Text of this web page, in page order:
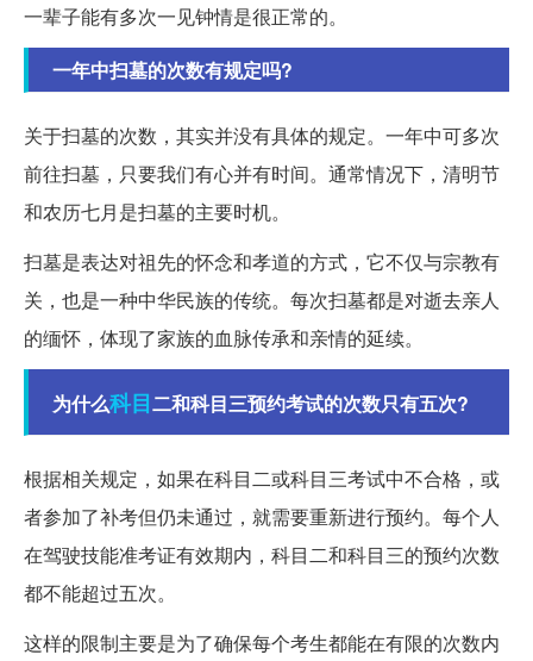
一辈子能有多次一见钟情是很正常的。
一年中扫墓的次数有规定吗?
关于扫墓的次数，其实并没有具体的规定。一年中可多次
前往扫墓，只要我们有心并有时间。通常情况下，清明节
和农历七月是扫墓的主要时机。
扫墓是表达对祖先的怀念和孝道的方式，它不仅与宗教有
关，也是一种中华民族的传统。每次扫墓都是对逝去亲人
的缅怀，体现了家族的血脉传承和亲情的延续。
为什么科目二和科目三预约考试的次数只有五次?
根据相关规定，如果在科目二或科目三考试中不合格，或
者参加了补考但仍未通过，就需要重新进行预约。每个人
在驾驶技能准考证有效期内，科目二和科目三的预约次数
都不能超过五次。
这样的限制主要是为了确保每个考生都能在有限的次数内